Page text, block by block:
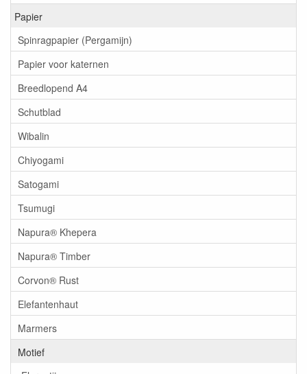
Papier
Spinragpapier (Pergamijn)
Papier voor katernen
Breedlopend A4
Schutblad
Wibalin
Chiyogami
Satogami
Tsumugi
Napura® Khepera
Napura® Timber
Corvon® Rust
Elefantenhaut
Marmers
Motief